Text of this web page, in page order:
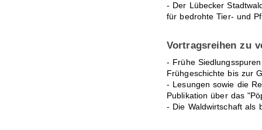
- Der Lübecker
für bedrohte Tier- und
Vortragsreihen zu
- Frühe
Frühgeschichte bis zur
- Lesungen sowie die
Publikation über das
- Die Waldwirtschaft als